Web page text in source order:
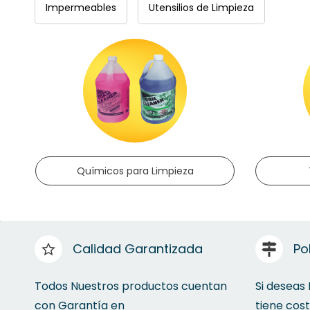
Impermeables Utensilios de Limpieza
Químicos para Limpieza
Calidad Garantizada
Todos Nuestros productos cuentan
con Garantía en
Si
tiene